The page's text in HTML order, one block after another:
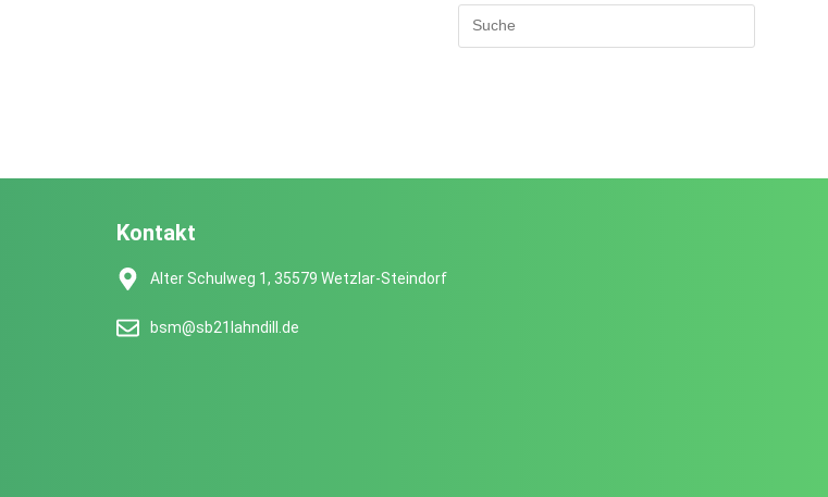
Kontakt
Alter Schulweg 1, 35579 Wetzlar-Steindorf
bsm@sb21lahndill.de